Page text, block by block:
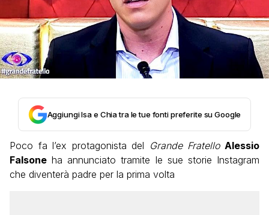
Aggiungi Isa e Chia tra le tue fonti preferite su Google
Poco fa l’ex protagonista del Grande FratelloAlessio
Falsone ha annunciato tramite le sue storie Instagram
che diventerà padre per la prima volta